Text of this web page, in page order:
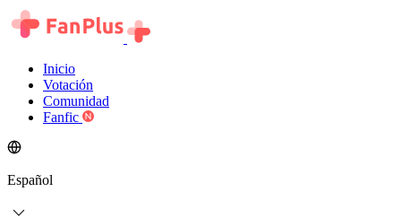
Inicio
Votación
Comunidad
Fanfic
Español